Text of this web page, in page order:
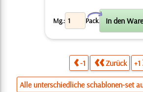
Mg.: Pack.
X
-1 Zurück +1
Alle unterschiedliche schablonen-set